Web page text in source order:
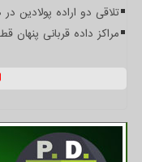
تلاقی دو اراده پولادین
مراکز داده قربانی پنهان